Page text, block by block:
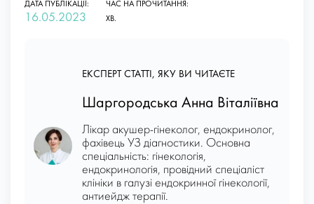
ДАТА ПУБЛІКАЦІЇ:
16.05.2023
ЧАС НА ПРОЧИТАННЯ:
ХВ.
ЕКСПЕРТ СТАТТІ, ЯКУ ВИ ЧИТАЄТЕ
Шаргородська Анна Віталіївна
Лікар акушер-гінеколог, ендокринолог,
фахівець УЗ діагностики. Основна
спеціальність: гінекологія,
ендокринологія, провідний спеціаліст
клініки в галузі ендокринної гінекології,
антиейдж терапії.